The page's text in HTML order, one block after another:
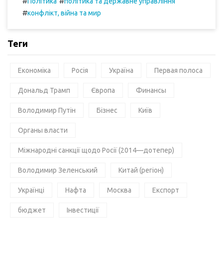
#конфлікт, війна та мир
Теги
Економіка Росія Україна Первая полоса
Дональд Трамп Європа Финансы
Володимир Путін Бізнес Київ
Органы власти
Міжнародні санкції щодо Росії (2014—дотепер)
Володимир Зеленський Китай (регіон)
Українці Нафта Москва Експорт
бюджет Інвестиції